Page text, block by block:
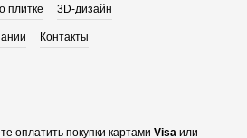
плитке 3D-дизайн
Контакты
оплатить покупки картами Visa или